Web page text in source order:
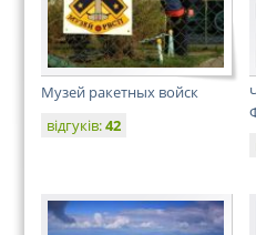
Музей ракетных войск
відгуків:42